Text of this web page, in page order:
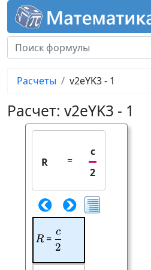
Расчеты v2eYK3 - 1
Расчет: v2eYK3 - 1
R =
c
2
R
R= \frac{c}{2}
2
c